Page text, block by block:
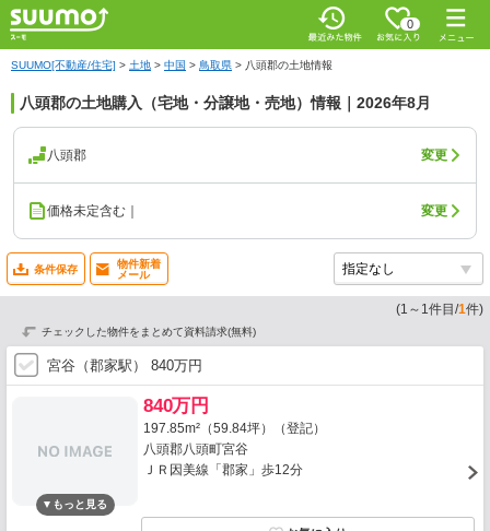
0
SUUMO[不動産/住宅] > 土地 > 中国 > 鳥取県 > 八頭郡の土地情報
八頭郡の土地購入（宅地・分譲地・売地）情報｜2026年8月
八頭郡 変更
価格未定含む｜ 変更
条件保存
物件新着
メール
(1 ～ 1件目/1件)
チェックした物件をまとめて資料請求(無料)
宮谷（郡家駅） 840万円
840万円
197.85m²（59.84坪）（登記）
八頭郡八頭町宮谷
ＪＲ因美線「郡家」歩12分